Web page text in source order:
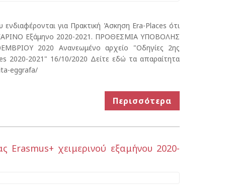
για Πρακτική Άσκηση Era-Places ότι
ΕΑΡΙΝΟ Εξάμηνο 2020-2021. ΠΡΟΘΕΣΜΙΑ ΥΠΟΒΟΛΗΣ
2020 Ανανεωμένο αρχείο "Οδηγίες 2ης
2020-2021" 16/10/2020 Δείτε εδώ τα απαραίτητα
eggrafa/
Περισσότερα
Erasmus+ χειμερινού εξαμήνου 2020-